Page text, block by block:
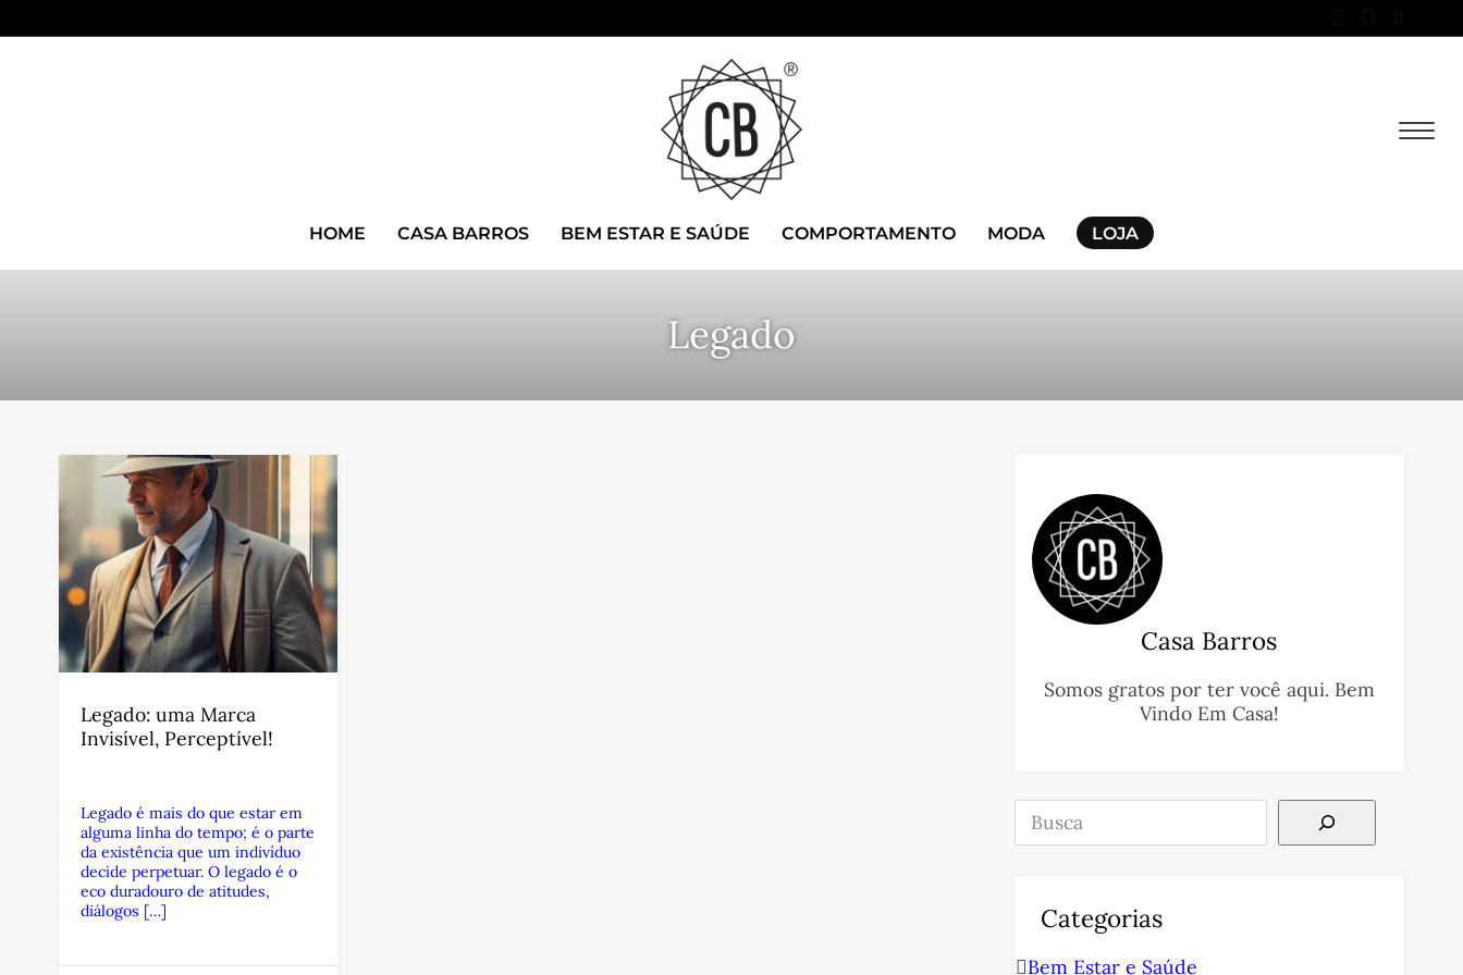
HOME CASA BARROS BEM ESTAR E SAÚDE COMPORTAMENTO MODA LOJA
Legado
Legado: uma Marca
Invisível, Perceptível!
Legado é mais do que estar em
alguma linha do tempo; é o parte
da existência que um indivíduo
decide perpetuar. O legado é o
eco duradouro de atitudes,
diálogos […]
Casa Barros
Somos gratos por ter você aqui. Bem
Vindo Em Casa!
Pesquisar
Categorias
Bem Estar e Saúde